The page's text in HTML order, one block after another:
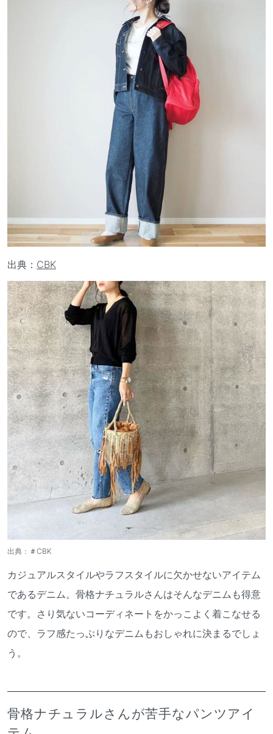
出典： CBK
出典： ＃CBK
カジュアルスタイルやラフスタイルに欠かせないアイテム
であるデニム。骨格ナチュラルさんはそんなデニムも得意
です。さり気ないコーディネートをかっこよく着こなせる
ので、ラフ感たっぷりなデニムもおしゃれに決まるでしょ
う。
骨格ナチュラルさんが苦手なパンツアイ